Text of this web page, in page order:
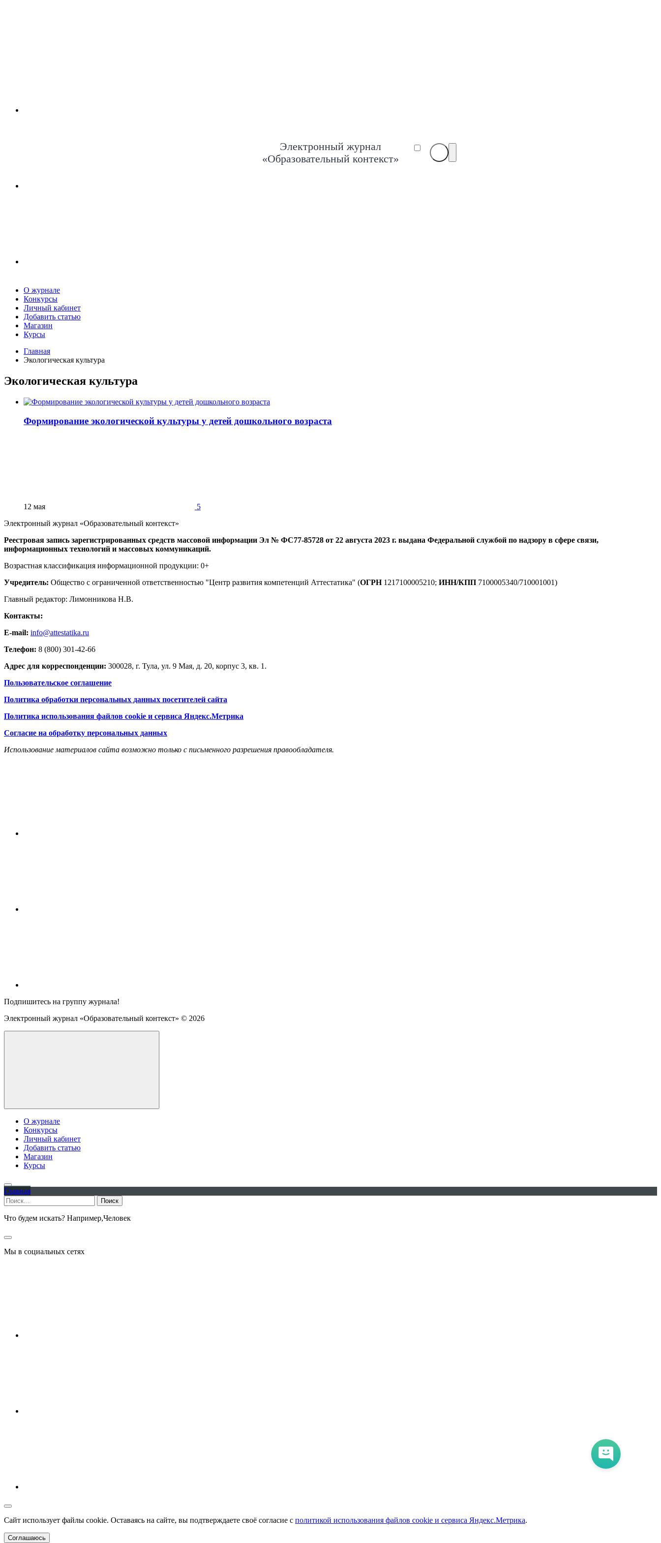
Электронный журнал
«Образовательный контекст»
О журнале
Конкурсы
Личный кабинет
Добавить статью
Магазин
Курсы
Главная
Экологическая культура
Экологическая культура
Формирование экологической культуры у детей дошкольного возраста
12 мая
5
Электронный журнал «Образовательный контекст»
Реестровая запись зарегистрированных средств массовой информации Эл № ФС77-85728 от 22 августа 2023 г. выдана Федеральной службой по надзору в сфере связи,
информационных технологий и массовых коммуникаций.
Возрастная классификация информационной продукции: 0+
Учредитель: Общество с ограниченной ответственностью "Центр развития компетенций Аттестатика" (ОГРН1217100005210; ИНН/КПП 7100005340/710001001)
Главный редактор: Лимонникова Н.В.
Контакты:
E-mail: info@attestatika.ru
Телефон: 8 (800) 301-42-66
Адрес для корреспонденции: 300028, г. Тула, ул. 9 Мая, д. 20, корпус 3, кв. 1.
Пользовательское соглашение
Политика обработки персональных данных посетителей сайта
Политика использования файлов cookie и сервиса Яндекс.Метрика
Согласие на обработку персональных данных
Использование материалов сайта возможно только с письменного разрешения правообладателя.
Подпишитесь на группу журнала!
Электронный журнал «Образовательный контекст» © 2026
О журнале
Конкурсы
Личный кабинет
Добавить статью
Магазин
Курсы
Главная
Найти:
Что будем искать? Например,Человек
Мы в социальных сетях
Сайт использует файлы cookie. Оставаясь на сайте, вы подтверждаете своё согласие с политикой использования файлов cookie и сервиса Яндекс.Метрика.
Соглашаюсь